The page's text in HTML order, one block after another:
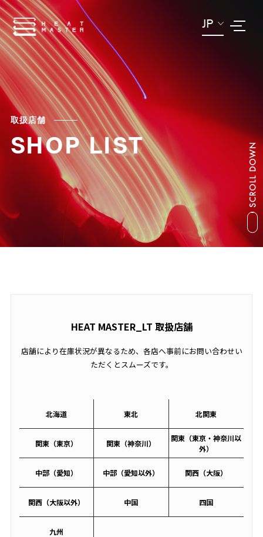
JP
取扱店舗
SHOP LIST
HEAT MASTER_LT 取扱店舗
店舗により在庫状況が異なるため、各店へ事前にお問い合わせい
ただくとスムーズです。
北海道 東北 北関東
関東（東京） 関東（神奈川）
関東（東京・神奈川以
外）
中部（愛知） 中部（愛知以外） 関西（大阪）
関西（大阪以外） 中国 四国
九州